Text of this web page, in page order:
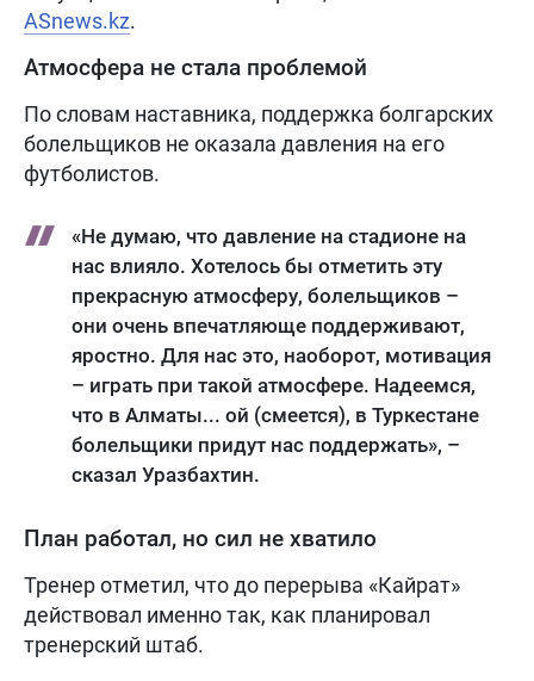
ASnews.kz.
Атмосфера не стала проблемой
По словам наставника, поддержка болгарских
болельщиков не оказала давления на его
футболистов.
«Не думаю, что давление на стадионе на
нас влияло. Хотелось бы отметить эту
прекрасную атмосферу, болельщиков –
они очень впечатляюще поддерживают,
яростно. Для нас это, наоборот, мотивация
– играть при такой атмосфере. Надеемся,
что в Алматы... ой (смеется), в Туркестане
болельщики придут нас поддержать», –
сказал Уразбахтин.
План работал, но сил не хватило
Тренер отметил, что до перерыва «Кайрат»
действовал именно так, как планировал
тренерский штаб.